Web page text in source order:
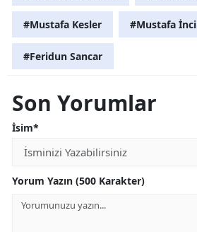
#Mustafa Kesler #Mustafa İnci
#Feridun Sancar
Son Yorumlar
İsim*
Yorum Yazın (500 Karakter)